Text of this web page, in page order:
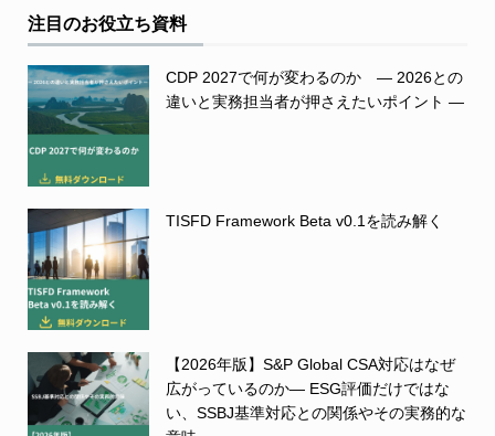
注目のお役立ち資料
CDP 2027で何が変わるのか ― 2026との
違いと実務担当者が押さえたいポイント ―
TISFD Framework Beta v0.1を読み解く
【2026年版】S&P Global CSA対応はなぜ
広がっているのか― ESG評価だけではな
い、SSBJ基準対応との関係やその実務的な